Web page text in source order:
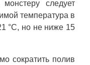
следует
температура в
°C, но не ниже 15
сократить полив